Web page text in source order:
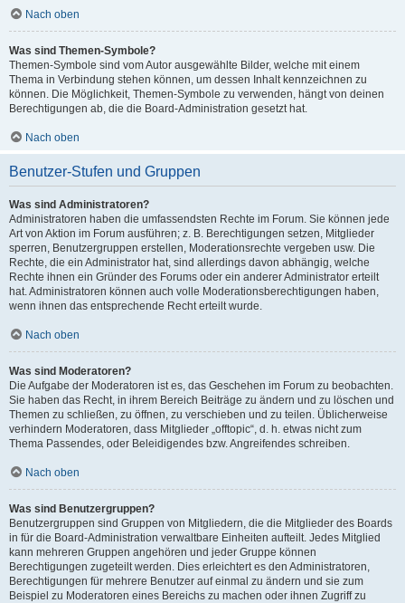
Nach oben
Was sind Themen-Symbole?
Themen-Symbole sind vom Autor ausgewählte Bilder, welche mit einem
Thema in Verbindung stehen können, um dessen Inhalt kennzeichnen zu
können. Die Möglichkeit, Themen-Symbole zu verwenden, hängt von deinen
Berechtigungen ab, die die Board-Administration gesetzt hat.
Nach oben
Benutzer-Stufen und Gruppen
Was sind Administratoren?
Administratoren haben die umfassendsten Rechte im Forum. Sie können jede
Art von Aktion im Forum ausführen; z. B. Berechtigungen setzen, Mitglieder
sperren, Benutzergruppen erstellen, Moderationsrechte vergeben usw. Die
Rechte, die ein Administrator hat, sind allerdings davon abhängig, welche
Rechte ihnen ein Gründer des Forums oder ein anderer Administrator erteilt
hat. Administratoren können auch volle Moderationsberechtigungen haben,
wenn ihnen das entsprechende Recht erteilt wurde.
Nach oben
Was sind Moderatoren?
Die Aufgabe der Moderatoren ist es, das Geschehen im Forum zu beobachten.
Sie haben das Recht, in ihrem Bereich Beiträge zu ändern und zu löschen und
Themen zu schließen, zu öffnen, zu verschieben und zu teilen. Üblicherweise
verhindern Moderatoren, dass Mitglieder „offtopic“, d. h. etwas nicht zum
Thema Passendes, oder Beleidigendes bzw. Angreifendes schreiben.
Nach oben
Was sind Benutzergruppen?
Benutzergruppen sind Gruppen von Mitgliedern, die die Mitglieder des Boards
in für die Board-Administration verwaltbare Einheiten aufteilt. Jedes Mitglied
kann mehreren Gruppen angehören und jeder Gruppe können
Berechtigungen zugeteilt werden. Dies erleichtert es den Administratoren,
Berechtigungen für mehrere Benutzer auf einmal zu ändern und sie zum
Beispiel zu Moderatoren eines Bereichs zu machen oder ihnen Zugriff zu